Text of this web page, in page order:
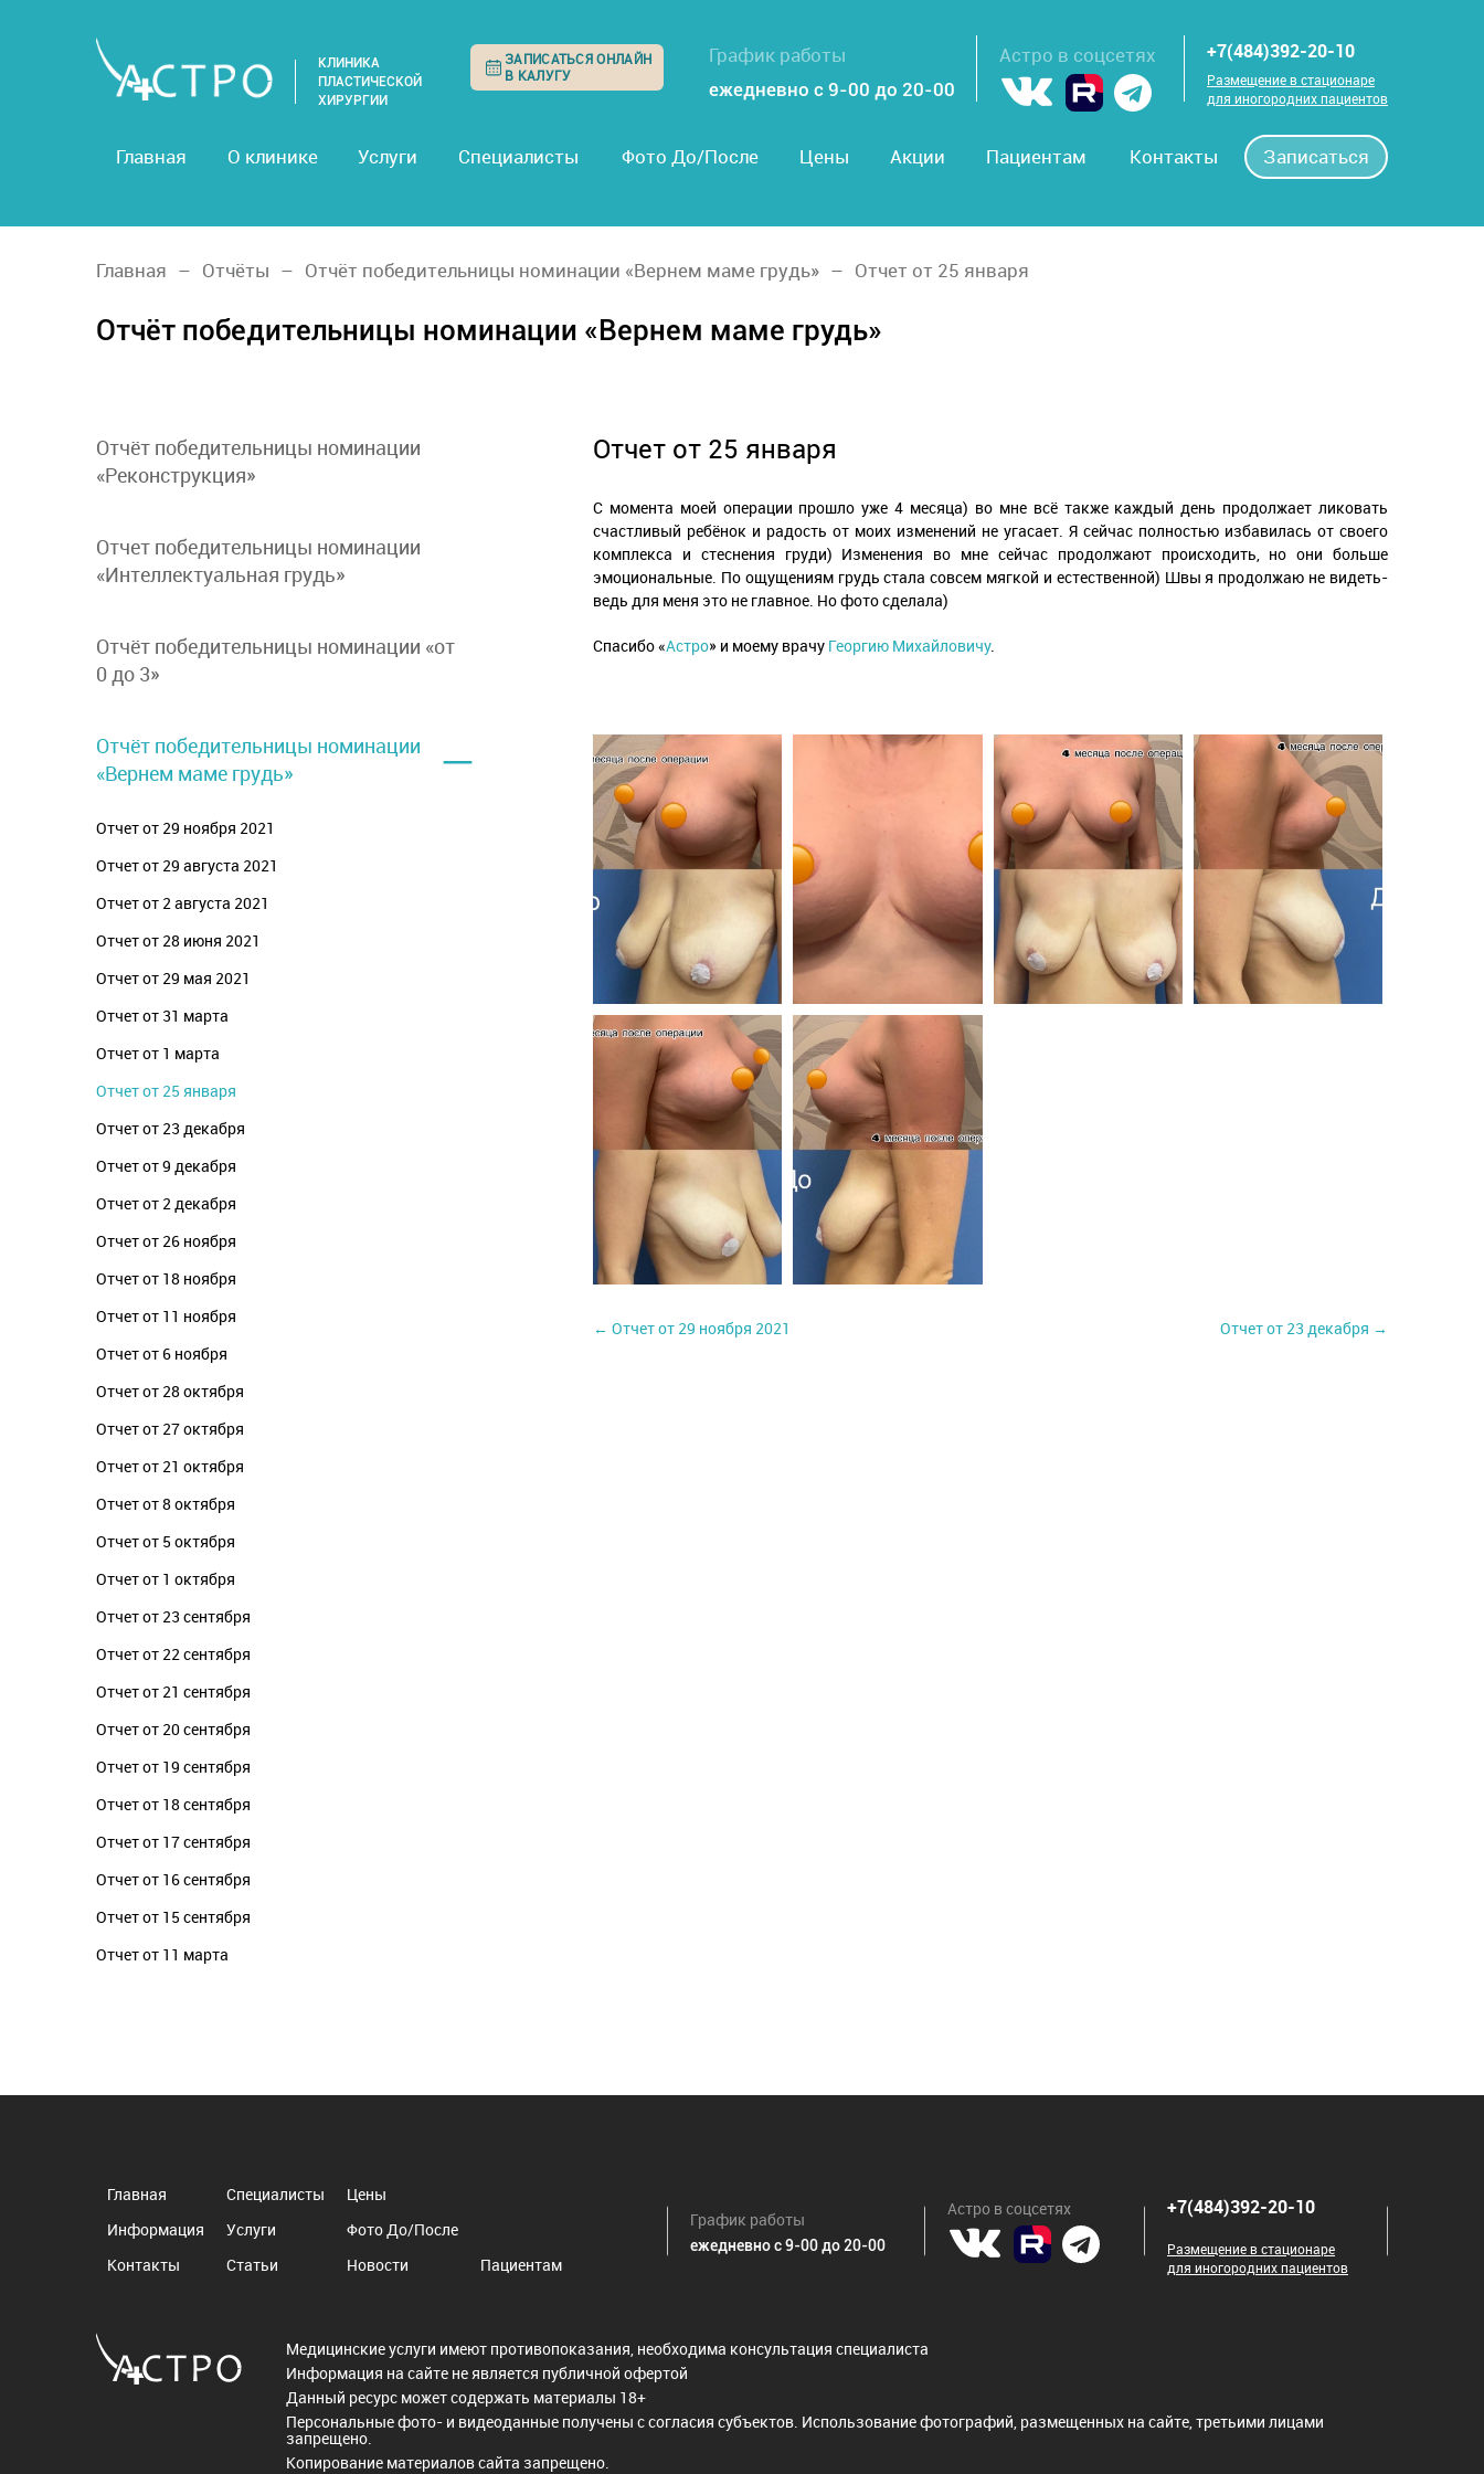
КЛИНИКА
ПЛАСТИЧЕСКОЙ
ХИРУРГИИ
ЗАПИСАТЬСЯ ОНЛАЙН
В КАЛУГУ
График работы
ежедневно с 9-00 до 20-00
Астро в соцсетях +7(484)392-20-10
Размещение в стационаре
для иногородних пациентов
Главная О клинике Услуги Специалисты Фото До/После Цены Акции Пациентам Контакты Записаться
Главная Отчёты Отчёт победительницы номинации «Вернем маме грудь» Отчет от 25 января
Отчёт победительницы номинации «Вернем маме грудь»
Отчёт победительницы номинации
«Реконструкция»
Отчет победительницы номинации
«Интеллектуальная грудь»
Отчёт победительницы номинации «от
0 до 3»
Отчёт победительницы номинации
«Вернем маме грудь»
–
Отчет от 29 ноября 2021
Отчет от 29 августа 2021
Отчет от 2 августа 2021
Отчет от 28 июня 2021
Отчет от 29 мая 2021
Отчет от 31 марта
Отчет от 1 марта
Отчет от 25 января
Отчет от 23 декабря
Отчет от 9 декабря
Отчет от 2 декабря
Отчет от 26 ноября
Отчет от 18 ноября
Отчет от 11 ноября
Отчет от 6 ноября
Отчет от 28 октября
Отчет от 27 октября
Отчет от 21 октября
Отчет от 8 октября
Отчет от 5 октября
Отчет от 1 октября
Отчет от 23 сентября
Отчет от 22 сентября
Отчет от 21 сентября
Отчет от 20 сентября
Отчет от 19 сентября
Отчет от 18 сентября
Отчет от 17 сентября
Отчет от 16 сентября
Отчет от 15 сентября
Отчет от 11 марта
Отчет от 25 января
С момента моей операции прошло уже 4 месяца) во мне всё также каждый день продолжает ликовать
счастливый ребёнок и радость от моих изменений не угасает. Я сейчас полностью избавилась от своего
комплекса и стеснения груди) Изменения во мне сейчас продолжают происходить, но они больше
эмоциональные. По ощущениям грудь стала совсем мягкой и естественной) Швы я продолжаю не видеть-
ведь для меня это не главное. Но фото сделала)
Спасибо «Астро» и моему врачу Георгию Михайловичу.
← Отчет от 29 ноября 2021 Отчет от 23 декабря →
Главная Специалисты
Цены
Информация
Услуги
Фото До/После
Контакты
Статьи Новости Пациентам
График работы
ежедневно с 9-00 до 20-00
Астро в соцсетях +7(484)392-20-10
Размещение в стационаре
для иногородних пациентов
Медицинские услуги имеют противопоказания, необходима консультация специалиста
Информация на сайте не является публичной офертой
Данный ресурс может содержать материалы 18+
Персональные фото- и видеоданные получены с согласия субъектов. Использование фотографий, размещенных на сайте, третьими лицами
запрещено.
Копирование материалов сайта запрещено.